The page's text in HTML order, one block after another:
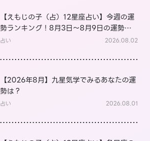
【えもじの子（占）12星座占い】今週の運
勢ランキング！8月3日～8月9日の運勢
は？
占い 2026.08.02
【2026年8月】九星気学でみるあなたの運
勢は？
占い 2026.08.01